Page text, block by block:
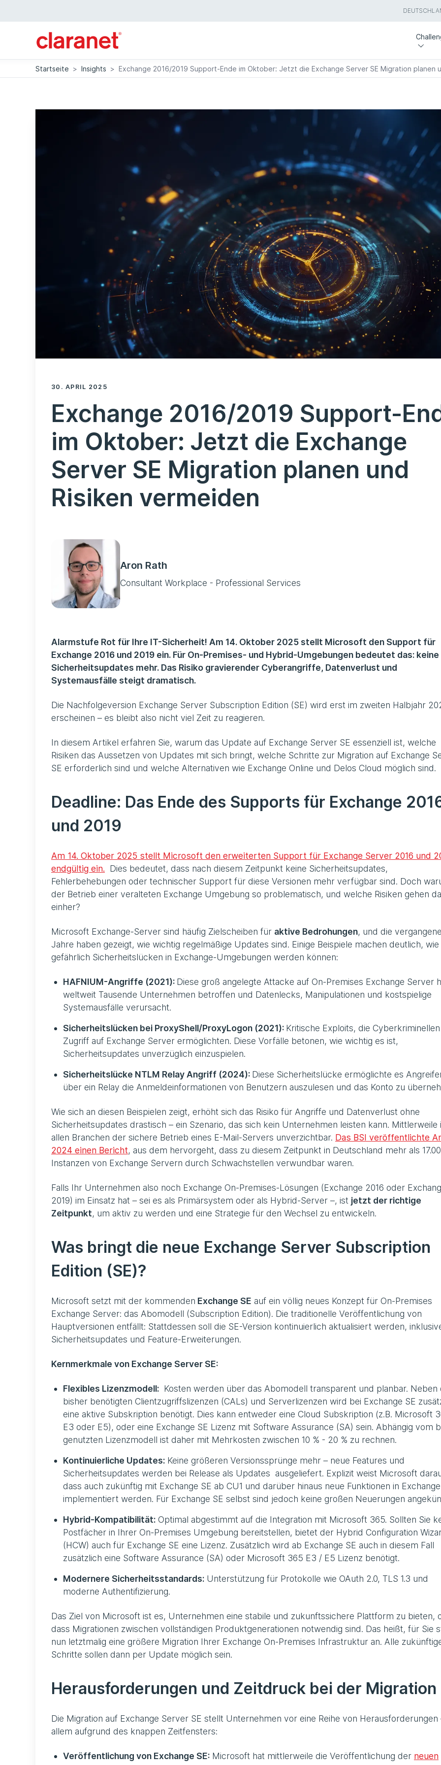
Startseite > Insights > Exchange 2016/2019 Support-Ende im Oktober: Jetzt die Exchange Server SE Migration planen
30. APRIL 2025
Exchange 2016/2019 Support-
im Oktober: Jetzt die Exchange
Server SE Migration planen und
Risiken vermeiden
Aron Rath
Consultant Workplace - Professional Services
Alarmstufe Rot für Ihre IT-Sicherheit! Am 14. Oktober 2025 stellt Microsoft den Support für
Exchange 2016 und 2019 ein. Für On-Premises- und Hybrid-Umgebungen bedeutet das: keine
Sicherheitsupdates mehr. Das Risiko gravierender Cyberangriffe, Datenverlust und
Systemausfälle steigt dramatisch.
Die Nachfolgeversion Exchange Server Subscription Edition (SE) wird erst im zweiten Halbjahr
erscheinen – es bleibt also nicht viel Zeit zu reagieren.
In diesem Artikel erfahren Sie, warum das Update auf Exchange Server SE essenziell ist, welche
Risiken das Aussetzen von Updates mit sich bringt, welche Schritte zur Migration auf Exchange
SE erforderlich sind und welche Alternativen wie Exchange Online und Delos Cloud möglich sind.
Deadline: Das Ende des Supports für Exchange
und 2019
Am 14. Oktober 2025 stellt Microsoft den erweiterten Support für Exchange Server 2016 und
endgültig ein. Dies bedeutet, dass nach diesem Zeitpunkt keine Sicherheitsupdates,
Fehlerbehebungen oder technischer Support für diese Versionen mehr verfügbar sind. Doch
der Betrieb einer veralteten Exchange Umgebung so problematisch, und welche Risiken gehen
einher?
Microsoft Exchange-Server sind häufig Zielscheiben für aktive Bedrohungen, und die
Jahre haben gezeigt, wie wichtig regelmäßige Updates sind. Einige Beispiele machen deutlich, wie
gefährlich Sicherheitslücken in Exchange-Umgebungen werden können:
HAFNIUM-Angriffe (2021): Diese groß angelegte Attacke auf On-Premises Exchange Server
weltweit Tausende Unternehmen betroffen und Datenlecks, Manipulationen und kostspielige
Systemausfälle verursacht.
Sicherheitslücken bei ProxyShell/ProxyLogon (2021): Kritische Exploits, die
Zugriff auf Exchange Server ermöglichten. Diese Vorfälle betonen, wie wichtig es ist,
Sicherheitsupdates unverzüglich einzuspielen.
Sicherheitslücke NTLM Relay Angriff (2024): Diese Sicherheitslücke ermöglichte es
über ein Relay die Anmeldeinformationen von Benutzern auszulesen und das Konto zu
Wie sich an diesen Beispielen zeigt, erhöht sich das Risiko für Angriffe und Datenverlust ohne
Sicherheitsupdates drastisch – ein Szenario, das sich kein Unternehmen leisten kann. Mittlerweile
allen Branchen der sichere Betrieb eines E-Mail-Servers unverzichtbar. Das BSI veröffentlichte
2024 einen Bericht, aus dem hervorgeht, dass zu diesem Zeitpunkt in Deutschland mehr als
Instanzen von Exchange Servern durch Schwachstellen verwundbar waren.
Falls Ihr Unternehmen also noch Exchange On-Premises-Lösungen (Exchange 2016 oder
2019) im Einsatz hat – sei es als Primärsystem oder als Hybrid-Server –, ist jetzt der richtige
Zeitpunkt, um aktiv zu werden und eine Strategie für den Wechsel zu entwickeln.
Was bringt die neue Exchange Server Subscription
Edition (SE)?
Microsoft setzt mit der kommenden Exchange SE auf ein völlig neues Konzept für On-Premises
Exchange Server: das Abomodell (Subscription Edition). Die traditionelle Veröffentlichung von
Hauptversionen entfällt: Stattdessen soll die SE-Version kontinuierlich aktualisiert werden,
Sicherheitsupdates und Feature-Erweiterungen.
Kernmerkmale von Exchange Server SE:
Flexibles Lizenzmodell: Kosten werden über das Abomodell transparent und planbar. Neben
bisher benötigten Clientzugriffslizenzen (CALs) und Serverlizenzen wird bei Exchange SE
eine aktive Subskription benötigt. Dies kann entweder eine Cloud Subskription (z.B. Microsoft
E3 oder E5), oder eine Exchange SE Lizenz mit Software Assurance (SA) sein. Abhängig vom
genutzten Lizenzmodell ist daher mit Mehrkosten zwischen 10 % - 20 % zu rechnen.
Kontinuierliche Updates: Keine größeren Versionssprünge mehr – neue Features und
Sicherheitsupdates werden bei Release als Updates ausgeliefert. Explizit weist Microsoft
dass auch zukünftig mit Exchange SE ab CU1 und darüber hinaus neue Funktionen in Exchange
implementiert werden. Für Exchange SE selbst sind jedoch keine großen Neuerungen
Hybrid-Kompatibilität: Optimal abgestimmt auf die Integration mit Microsoft 365. Sollten Sie
Postfächer in Ihrer On-Premises Umgebung bereitstellen, bietet der Hybrid Configuration
(HCW) auch für Exchange SE eine Lizenz. Zusätzlich wird ab Exchange SE auch in diesem Fall
zusätzlich eine Software Assurance (SA) oder Microsoft 365 E3 / E5 Lizenz benötigt.
Modernere Sicherheitsstandards: Unterstützung für Protokolle wie OAuth 2.0, TLS 1.3 und
moderne Authentifizierung.
Das Ziel von Microsoft ist es, Unternehmen eine stabile und zukunftssichere Plattform zu bieten,
dass Migrationen zwischen vollständigen Produktgenerationen notwendig sind. Das heißt, für Sie
nun letztmalig eine größere Migration Ihrer Exchange On-Premises Infrastruktur an. Alle
Schritte sollen dann per Update möglich sein.
Herausforderungen und Zeitdruck bei der Migration
Die Migration auf Exchange Server SE stellt Unternehmen vor eine Reihe von Herausforderungen
allem aufgrund des knappen Zeitfensters:
Veröffentlichung von Exchange SE: Microsoft hat mittlerweile die Veröffentlichung der neuen